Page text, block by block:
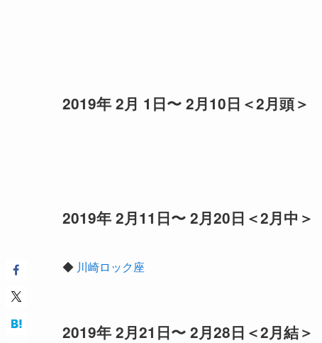
2019年 2月 1日〜 2月10日＜2月頭＞
2019年 2月11日〜 2月20日＜2月中＞
◆ 川崎ロック座
2019年 2月21日〜 2月28日＜2月結＞